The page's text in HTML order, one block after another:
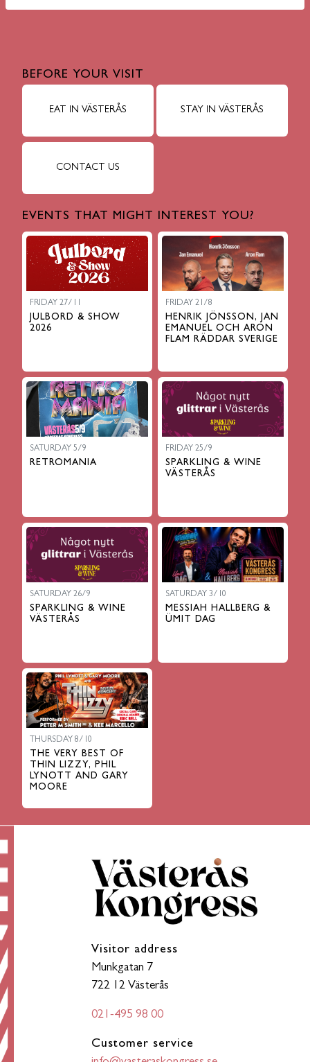
BEFORE YOUR VISIT
EAT IN VÄSTERÅS STAY IN VÄSTERÅS
CONTACT US
EVENTS THAT MIGHT INTEREST YOU?
FRIDAY 27/11
JULBORD & SHOW
2026
FRIDAY 21/8
HENRIK JÖNSSON, JAN
EMANUEL OCH ARON
FLAM RÄDDAR SVERIGE
SATURDAY 5/9
RETROMANIA
FRIDAY 25/9
SPARKLING & WINE
VÄSTERÅS
SATURDAY 26/9
SPARKLING & WINE
VÄSTERÅS
SATURDAY 3/10
MESSIAH HALLBERG &
ÜMIT DAG
THURSDAY 8/10
THE VERY BEST OF
THIN LIZZY, PHIL
LYNOTT AND GARY
MOORE
Visitor address
Munkgatan 7
722 12 Västerås
021-495 98 00
Customer service